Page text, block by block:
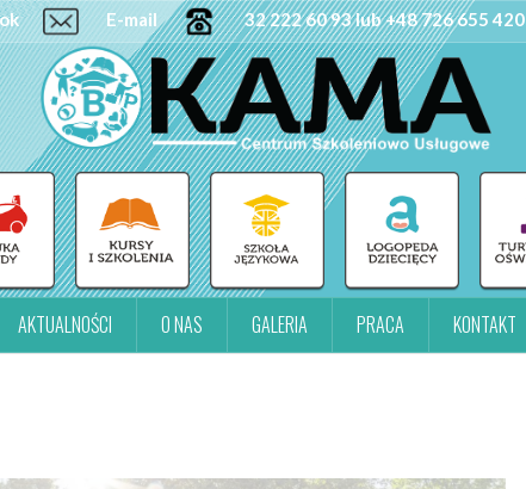
E-mail 32 222 60 93 lub +48 726 655 420
AKTUALNOŚCI O NAS GALERIA PRACA KONTAKT